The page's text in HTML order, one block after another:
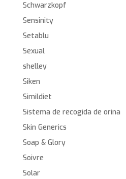
Schwarzkopf
Sensinity
Setablu
Sexual
shelley
Siken
Simildiet
Sistema de recogida de orina
Skin Generics
Soap & Glory
Soivre
Solar